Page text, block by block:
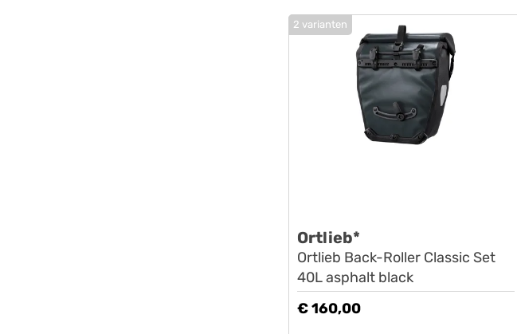
Ortlieb*
Ortlieb Back-Roller Classic Set
40L asphalt black
2 varianten
€ 160,00